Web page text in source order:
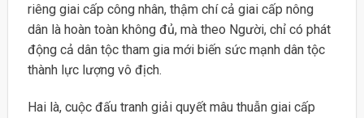
riêng giai cấp công nhân, thậm chí cả giai cấp nông
dân là hoàn toàn không đủ, mà theo Người, chỉ có phát
động cả dân tộc tham gia mới biến sức mạnh dân tộc
thành lực lượng vô địch.
Hai là, cuộc đấu tranh giải quyết mâu thuẫn giai cấp